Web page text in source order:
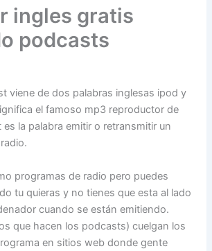
ingles gratis
podcasts
viene de dos palabras inglesas ipod y
el famoso mp3 reproductor de
la palabra emitir o retransmitir un
programas de radio pero puedes
tu quieras y no tienes que esta al lado
cuando se están emitiendo.
que hacen los podcasts) cuelgan los
en sitios web donde gente